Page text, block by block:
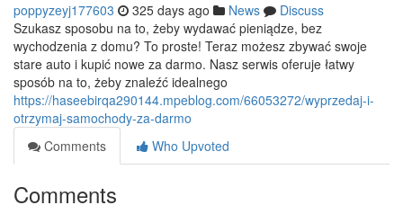
poppyzeyj177603 325 days ago News
Discuss
Szukasz sposobu na to, żeby wydawać pieniądze, bez
wychodzenia z domu? To proste! Teraz możesz zbywać swoje
stare auto i kupić nowe za darmo. Nasz serwis oferuje łatwy
sposób na to, żeby znaleźć idealnego
https://haseebirqa290144.mpeblog.com/66053272/wyprzedaj-i-
otrzymaj-samochody-za-darmo
Comments
Who Upvoted
Comments